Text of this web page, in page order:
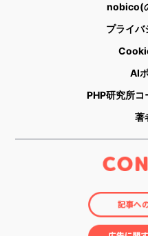
nobico(
プライバ
AI
PHP研究所コ
著